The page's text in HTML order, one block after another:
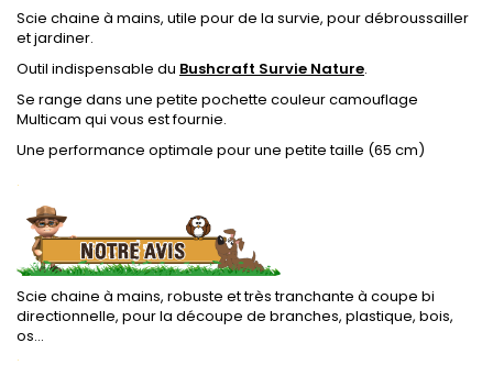
Scie chaine à mains, utile pour de la survie, pour débroussailler
et jardiner.
Outil indispensable du Bushcraft Survie Nature.
Se range dans une petite pochette couleur camouflage
Multicam qui vous est fournie.
Une performance optimale pour une petite taille (65 cm)
.
Scie chaine à mains, robuste et très tranchante à coupe bi
directionnelle, pour la découpe de branches, plastique, bois,
os...
.